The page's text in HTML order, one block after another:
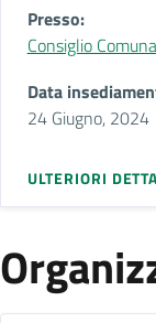
Presso:
Consiglio
Data
24 Giugno, 2024
ULTERIORI